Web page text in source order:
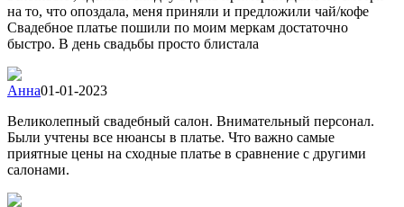
на то, что опоздала, меня приняли и предложили чай/кофе
Свадебное платье пошили по моим меркам достаточно
быстро. В день свадьбы просто блистала
Анна01-01-2023
Великолепный свадебный салон. Внимательный персонал.
Были учтены все нюансы в платье. Что важно самые
приятные цены на сходные платье в сравнение с другими
салонами.